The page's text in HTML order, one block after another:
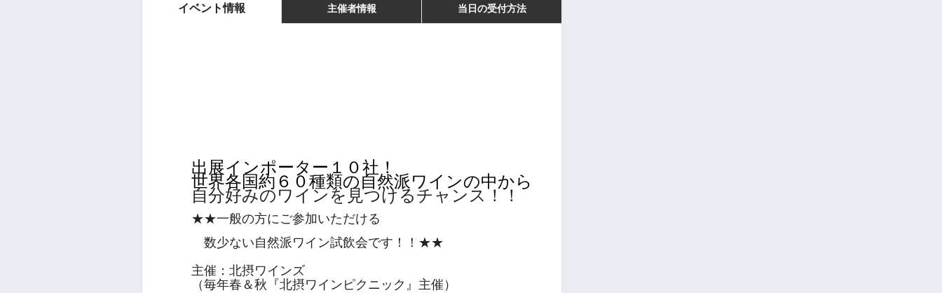
イベント情報 主催者情報 当日の受付方法
出展インポーター１０社！
世界各国約６０種類の自然派ワインの中から
自分好みのワインを見つけるチャンス！！
★★一般の方にご参加いただける
数少ない自然派ワイン試飲会です！！★★
主催：北摂ワインズ
（毎年春＆秋『北摂ワインピクニック』主催）